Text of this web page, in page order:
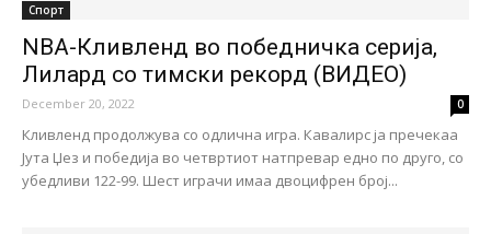
Спорт
NBA-Кливленд во победничка серија,
Лилард со тимски рекорд (ВИДЕО)
December 20, 2022 0
Кливленд продолжува со одлична игра. Кавалирс ја пречекаа
Јута Џез и победија во четвртиот натпревар едно по друго, со
убедливи 122-99. Шест играчи имаа двоцифрен број...